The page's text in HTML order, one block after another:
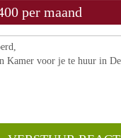
per maand